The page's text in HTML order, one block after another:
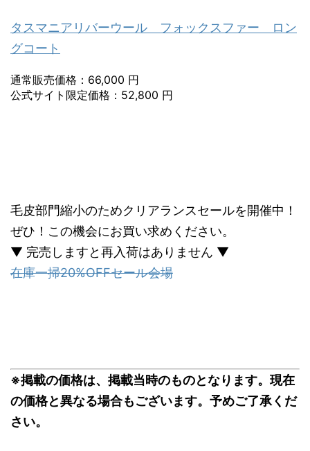
タスマニアリバーウール フォックスファー ロン
グコート
通常販売価格：66,000 円
公式サイト限定価格：52,800 円
毛皮部門縮小のためクリアランスセールを開催中！
ぜひ！この機会にお買い求めください。
▼ 完売しますと再入荷はありません ▼
在庫一掃20%OFFセール会場
※掲載の価格は、掲載当時のものとなります。現在
の価格と異なる場合もございます。予めご了承くだ
さい。